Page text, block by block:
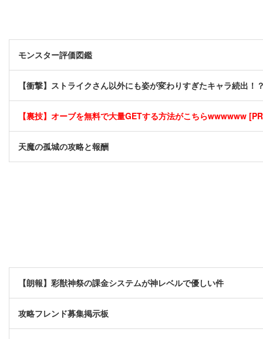
モンスター評価図鑑
【衝撃】ストライクさん以外にも姿が変わりすぎたキャラ続出！
【裏技】オーブを無料で大量GETする方法がこちらwwwwww
天魔の孤城の攻略と報酬
【朗報】彩獣神祭の課金システムが神レベルで優しい件
攻略フレンド募集掲示板